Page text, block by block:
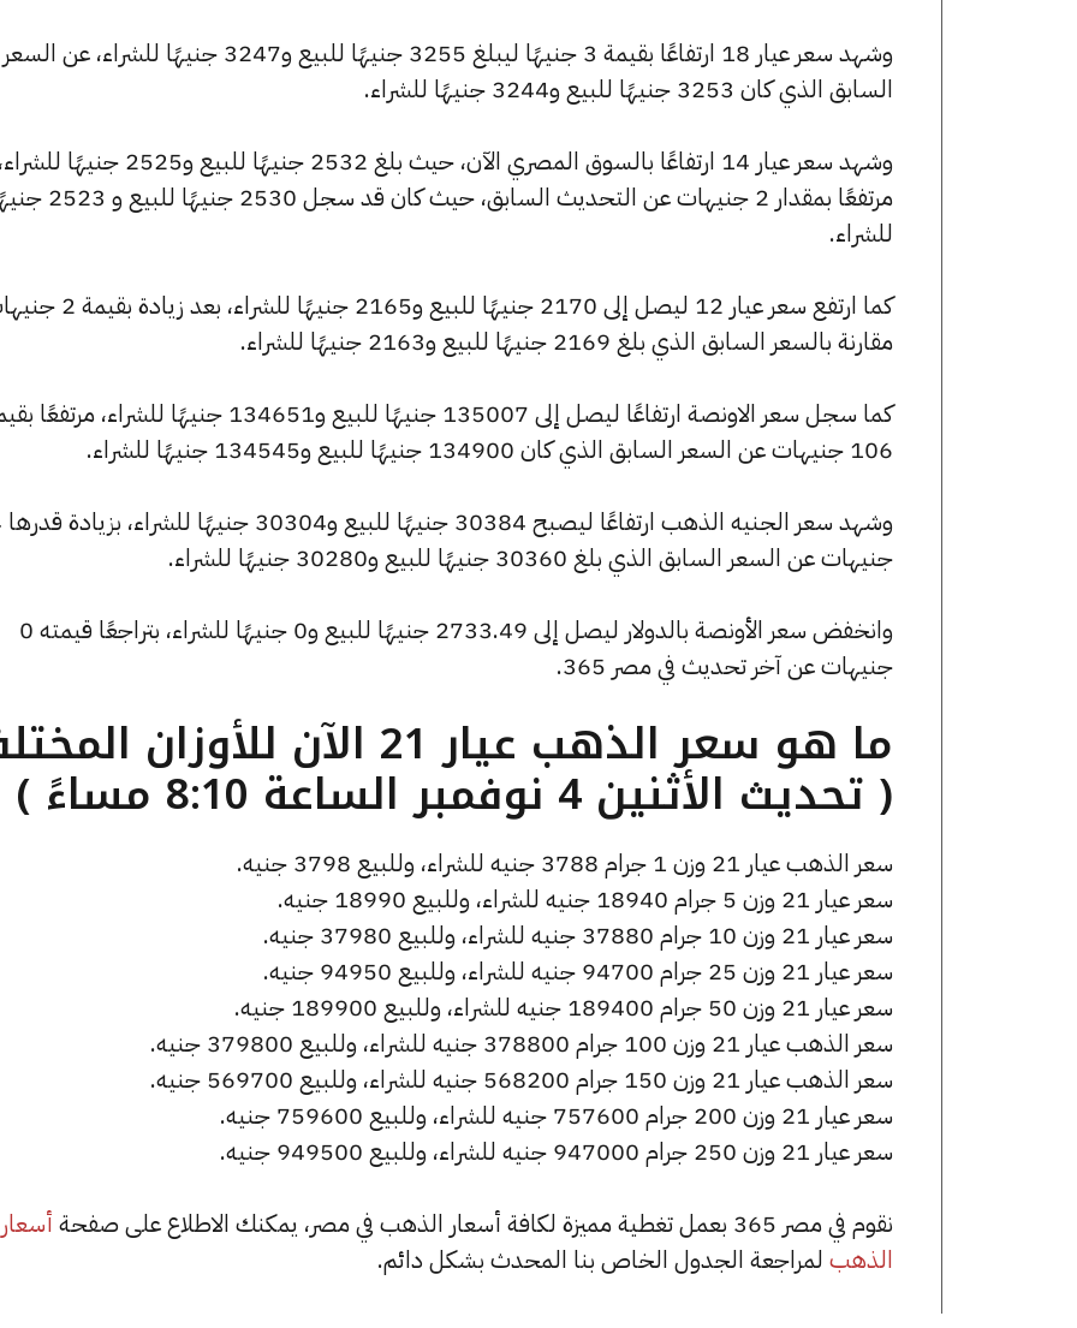
وشهد سعر عيار 18 ارتفاعًا بقيمة 3 جنيهًا ليبلغ 3255 جنيهًا للبيع و3247 جنيهًا للشراء، عن السعر
السابق الذي كان 3253 جنيهًا للبيع و3244 جنيهًا للشراء.
وشهد سعر عيار 14 ارتفاعًا بالسوق المصري الآن، حيث بلغ 2532 جنيهًا للبيع و2525 جنيهًا للشراء،
مرتفعًا بمقدار 2 جنيهات عن التحديث السابق، حيث كان قد سجل
للشراء.
كما ارتفع سعر عيار 12 ليصل إلى 2170 جنيهًا للبيع و2165 جنيهًا
مقارنة بالسعر السابق الذي بلغ 2169 جنيهًا للبيع و2163 جنيهًا للشراء.
كما سجل سعر الاونصة ارتفاعًا ليصل إلى 135007 جنيهًا للبيع و134651 جنيهًا للشراء،
106 جنيهات عن السعر السابق الذي كان 134900 جنيهًا للبيع و134545 جنيهًا للشراء.
جنيهات عن السعر السابق الذي بلغ 30360 جنيهًا للبيع و30280 جنيهًا للشراء.
وانخفض سعر الأونصة بالدولار ليصل إلى 2733.49 جنيهًا للبيع و0 جنيهًا للشراء، بتراجعًا قيمته 0
جنيهات عن آخر تحديث في مصر 365.
ما هو سعر الذهب عيار 21 الآن للأوزان
( تحديث الأثنين 4 نوفمبر الساعة 8:10 مساءً )
سعر الذهب عيار 21 وزن 1 جرام 3788 جنيه للشراء، وللبيع 3798 جنيه.
سعر عيار 21 وزن 5 جرام 18940 جنيه للشراء، وللبيع 18990 جنيه.
سعر عيار 21 وزن 10 جرام 37880 جنيه للشراء، وللبيع 37980 جنيه.
سعر عيار 21 وزن 25 جرام 94700 جنيه للشراء، وللبيع 94950 جنيه.
سعر عيار 21 وزن 50 جرام 189400 جنيه للشراء، وللبيع 189900 جنيه.
سعر الذهب عيار 21 وزن 100 جرام 378800 جنيه للشراء، وللبيع 379800 جنيه.
سعر الذهب عيار 21 وزن 150 جرام 568200 جنيه للشراء، وللبيع 569700 جنيه.
سعر عيار 21 وزن 200 جرام 757600 جنيه للشراء، وللبيع 759600 جنيه.
سعر عيار 21 وزن 250 جرام 947000 جنيه للشراء، وللبيع 949500 جنيه.
نقوم في مصر 365 بعمل تغطية مميزة لكافة أسعار الذهب في مصر، يمكنك الاطلاع على صفحة
أسعار
الذهب لمراجعة الجدول الخاص بنا المحدث بشكل دائم.